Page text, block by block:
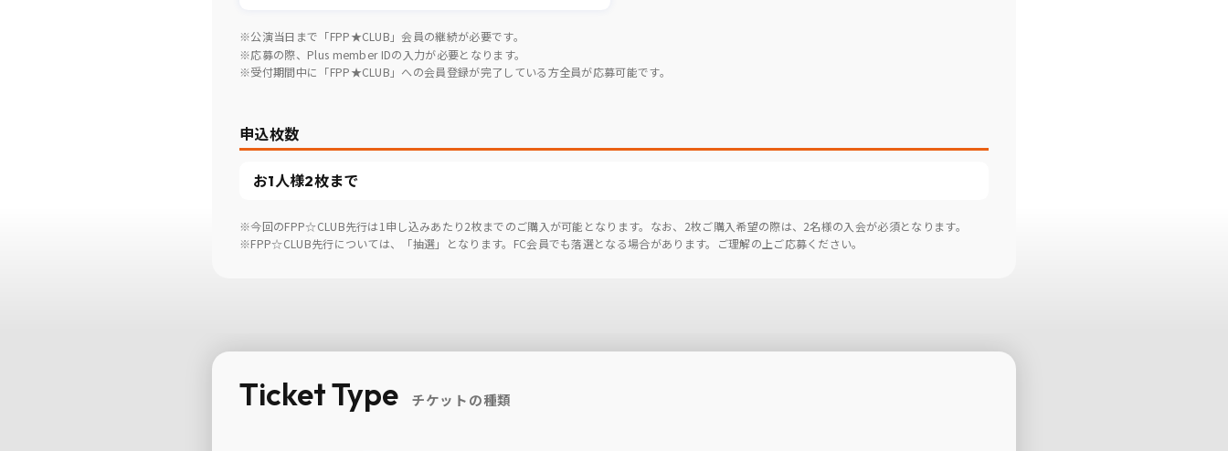
※公演当日まで「FPP★CLUB」会員の継続が必要です。
※応募の際、Plus member IDの入力が必要となります。
※受付期間中に「FPP★CLUB」への会員登録が完了している方全員が応募可能です。
申込枚数
お1人様2枚まで
※今回のFPP☆CLUB先行は1申し込みあたり2枚までのご購入が可能となります。なお、2枚ご購入希望の際は、2名様の入会が必須となります。
※FPP☆CLUB先行については、「抽選」となります。FC会員でも落選となる場合があります。ご理解の上ご応募ください。
Ticket Type チケットの種類